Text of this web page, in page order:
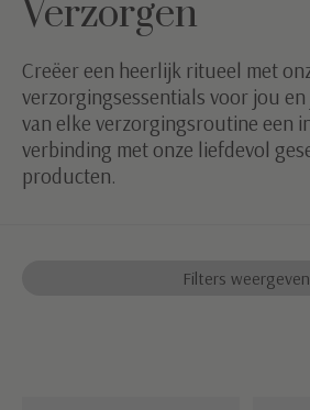
Verzorgen
Creëer een heerlijk ritueel met
verzorgingsessentials voor jou
van elke verzorgingsroutine een
verbinding met onze liefdevol
producten.
Filters weergeven